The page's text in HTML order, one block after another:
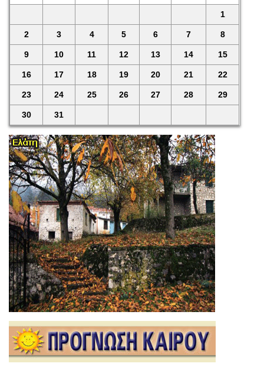
1
2 3 4 5 6 7 8
9 10 11 12 13 14 15
16 17 18 19 20 21 22
23 24 25 26 27 28 29
30 31